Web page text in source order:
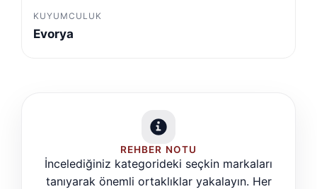
KUYUMCULUK
Evorya
REHBER NOTU
İncelediğiniz kategorideki seçkin markaları
tanıyarak önemli ortaklıklar yakalayın. Her